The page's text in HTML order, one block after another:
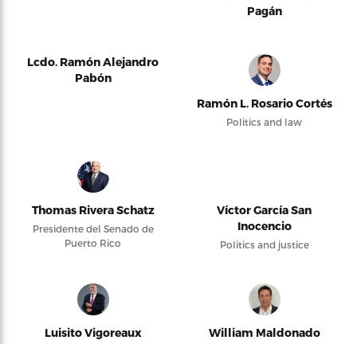
Pagán
Lcdo. Ramón Alejandro
Pabón
Ramón L. Rosario Cortés
Politics and law
Thomas Rivera Schatz
Presidente del Senado de
Puerto Rico
Víctor García San
Inocencio
Politics and justice
Luisito Vigoreaux William Maldonado